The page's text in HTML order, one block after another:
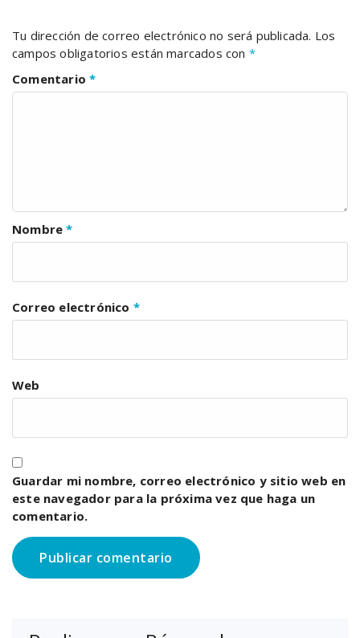
Tu dirección de correo electrónico no será publicada. Los
campos obligatorios están marcados con *
Comentario*
Nombre*
Correo electrónico *
Web
Guardar mi nombre, correo electrónico y sitio web en
este navegador para la próxima vez que haga un
comentario.